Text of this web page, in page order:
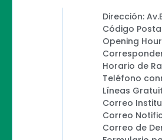
Dirección:
Código
Opening
Horario de
Teléfono
Líneas
Correo
Correo
Correo de